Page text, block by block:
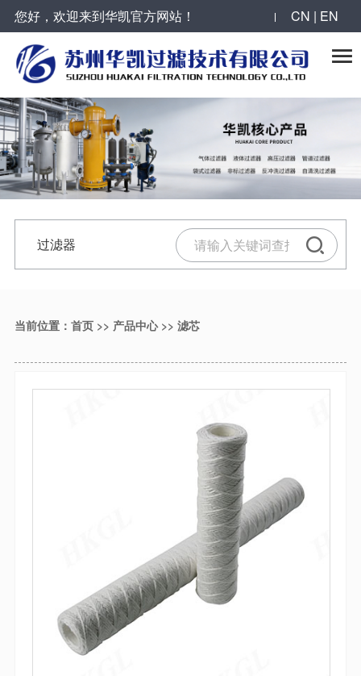
您好，欢迎来到华凯官方网站！ CN | EN

反冲洗过滤器系列
烛式过滤器
自清洗刷式过滤器
活性炭过滤器
微孔反冲洗精密过滤器
并联列管式反冲洗过滤器
全自动自清洗过滤器系列
叠片式过滤器
全自动Y型自清洗过滤器
大流量自清洗过滤器
吸吮式自清洗过滤器
自清洗过滤器
袋式过滤器系列
抱箍型单袋式过滤器
单袋式过滤器
顶入式单袋式过滤器
快速开关多袋式过滤器
碳钢衬胶过滤器
气体过滤器系列
大流量气体过滤器
压缩空气过滤器
气体过滤器
合作案例
工程案例
服务领域
合作伙伴
华凯动态
公司新闻
最新动态
过滤器技术
过滤器
当前位置： 首页>> 产品中心>> 滤芯